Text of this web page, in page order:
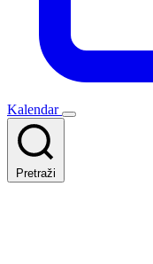
Kalendar
Pretraži